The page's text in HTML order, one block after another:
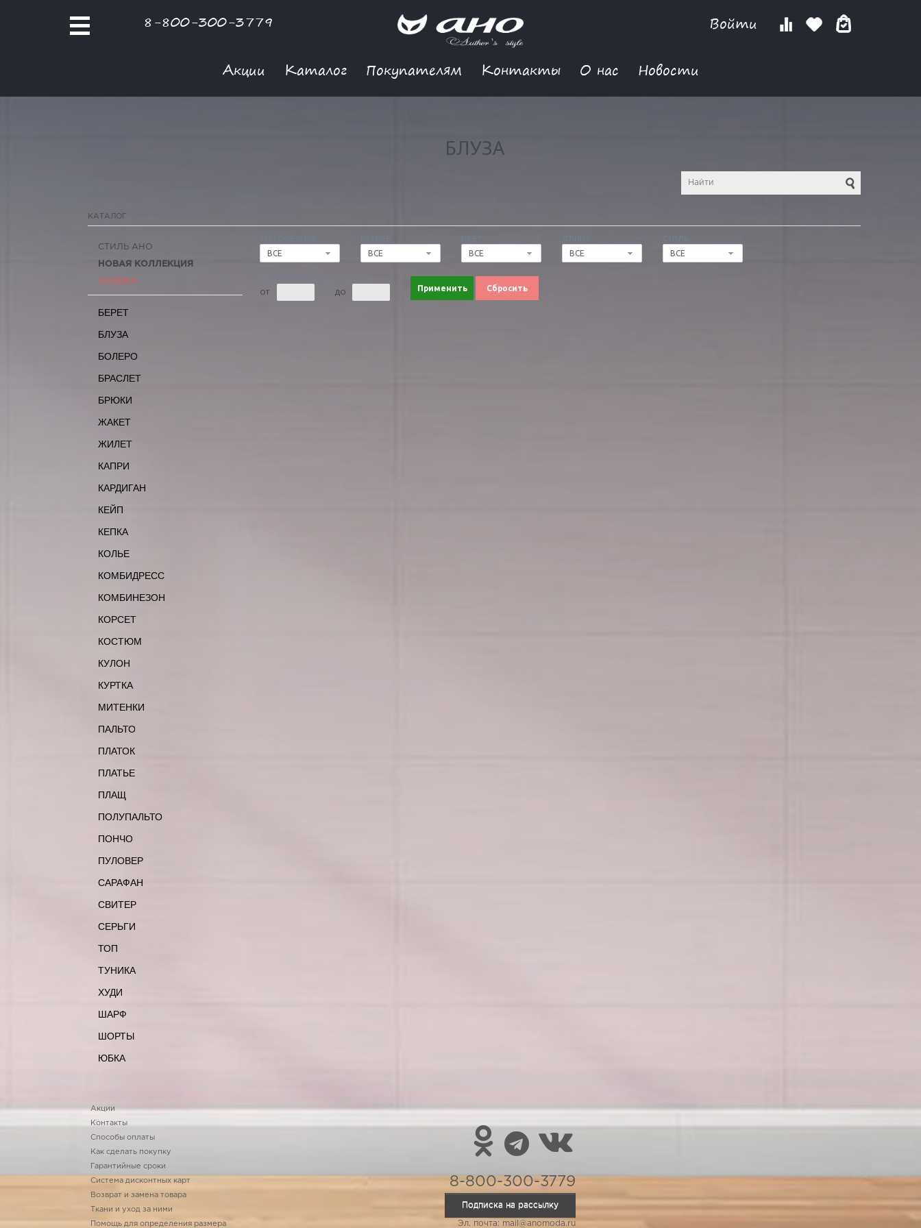
8-800-300-3779 Войти
Акции Каталог Покупателям Контакты О нас Новости
БЛУЗА
КАТАЛОГ
ВСЕ
ВСЕ
ВСЕ
ВСЕ
СТИЛЬ
ВСЕ
ОТ ДО Применить Сбросить
СТИЛЬ АНО
НОВАЯ КОЛЛЕКЦИЯ
СКИДКА
БЕРЕТ
БЛУЗА
БОЛЕРО
БРАСЛЕТ
БРЮКИ
ЖАКЕТ
ЖИЛЕТ
КАПРИ
КАРДИГАН
КЕЙП
КЕПКА
КОЛЬЕ
КОМБИДРЕСС
КОМБИНЕЗОН
КОРСЕТ
КОСТЮМ
КУЛОН
КУРТКА
МИТЕНКИ
ПАЛЬТО
ПЛАТОК
ПЛАТЬЕ
ПЛАЩ
ПОЛУПАЛЬТО
ПОНЧО
ПУЛОВЕР
САРАФАН
СВИТЕР
СЕРЬГИ
ТОП
ТУНИКА
ХУДИ
ШАРФ
ШОРТЫ
ЮБКА
Акции
Контакты
Способы оплаты
Как сделать покупку
Гарантийные сроки
Система дисконтных карт
Возврат и замена товара
Ткани и уход за ними
Помощь для определения размера
8-800-300-3779
Подписка на рассылку
Эл. почта: mail@anomoda.ru